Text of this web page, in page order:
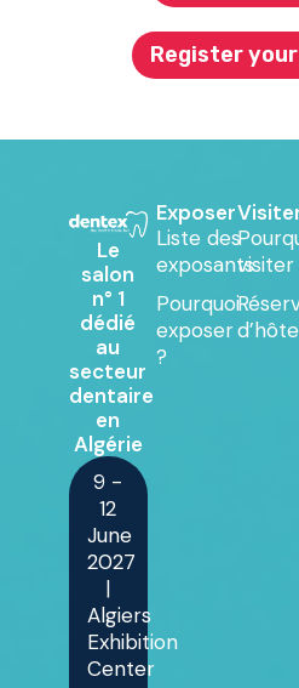
Register
Le
salon
n° 1
dédié
au
secteur
dentaire
en
Algérie
9 -
12
June
2027
|
Algiers
Exhibition
Center
Exposer
Liste des
exposants
Pourquoi
exposer
?
visiter